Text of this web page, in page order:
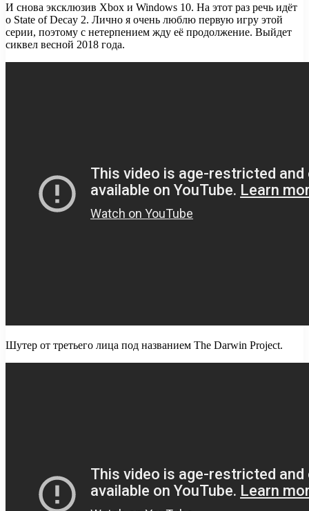
И снова эксклюзив Xbox и Windows 10. На этот раз речь идёт
о State of Decay 2. Лично я очень люблю первую игру этой
серии, поэтому с нетерпением жду её продолжение. Выйдет
сиквел весной 2018 года.
Шутер от третьего лица под названием The Darwin Project.